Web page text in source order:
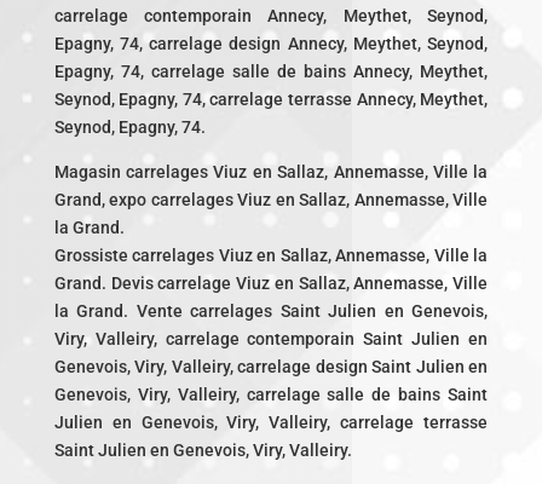
carrelage contemporain Annecy, Meythet, Seynod,
Epagny, 74, carrelage design Annecy, Meythet, Seynod,
Epagny, 74, carrelage salle de bains Annecy, Meythet,
Seynod, Epagny, 74, carrelage terrasse Annecy, Meythet,
Seynod, Epagny, 74.
Magasin carrelages Viuz en Sallaz, Annemasse, Ville la
Grand, expo carrelages Viuz en Sallaz, Annemasse, Ville
la Grand.
Grossiste carrelages Viuz en Sallaz, Annemasse, Ville la
Grand. Devis carrelage Viuz en Sallaz, Annemasse, Ville
la Grand. Vente carrelages Saint Julien en Genevois,
Viry, Valleiry, carrelage contemporain Saint Julien en
Genevois, Viry, Valleiry, carrelage design Saint Julien en
Genevois, Viry, Valleiry, carrelage salle de bains Saint
Julien en Genevois, Viry, Valleiry, carrelage terrasse
Saint Julien en Genevois, Viry, Valleiry.